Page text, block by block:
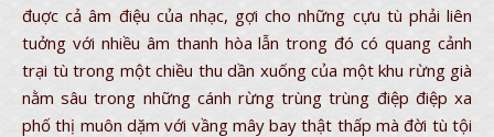
đuợc cả âm điệu của nhạc, gợi cho những cựu tù phải liên
tuởng với nhiều âm thanh hòa lẫn trong đó có quang cảnh
trại tù trong một chiều thu dần xuống của một khu rừng già
nằm sâu trong những cánh rừng trùng trùng điệp điệp xa
phố thị muôn dặm với vầng mây bay thật thấp mà đời tù tội